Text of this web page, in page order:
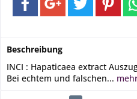
Beschreibung
INCI : Hapaticaea extract
Bei echtem und falschen...